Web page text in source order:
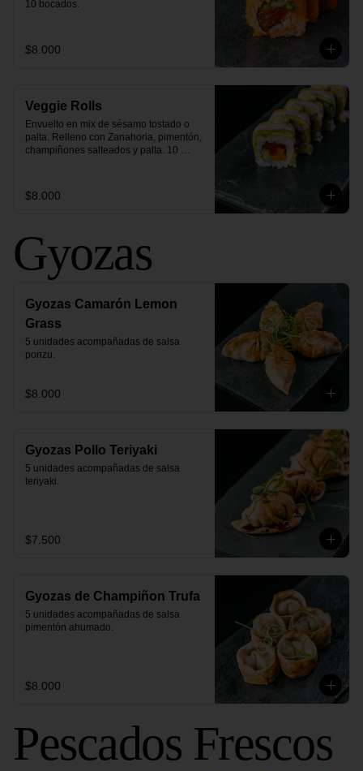
10 bocados.
$8.000
Veggie Rolls
Envuelto en mix de sésamo tostado o
palta. Relleno con Zanahoria, pimentón,
champiñones salteados y palta. 10
$8.000
Gyozas
Gyozas Camarón Lemon
Grass
5 unidades acompañadas de salsa
ponzu.
$8.000
Gyozas Pollo Teriyaki
5 unidades acompañadas de salsa
teriyaki.
$7.500
Gyozas de Champiñon Trufa
5 unidades acompañadas de salsa
pimentón ahumado.
$8.000
Pescados Frescos